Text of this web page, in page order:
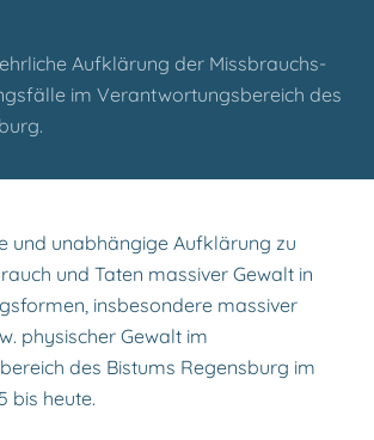
Aufklärung der Missbrauchs-
im Verantwortungsbereich des
und unabhängige Aufklärung zu
und Taten massiver Gewalt in
insbesondere massiver
physischer Gewalt im
des Bistums Regensburg im
bis heute.